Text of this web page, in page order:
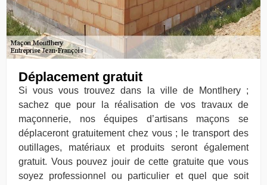
Déplacement gratuit
Si vous vous trouvez dans la ville de Montlhery ;
sachez que pour la réalisation de vos travaux de
maçonnerie, nos équipes d’artisans maçons se
déplaceront gratuitement chez vous ; le transport des
outillages, matériaux et produits seront également
gratuit. Vous pouvez jouir de cette gratuite que vous
soyez professionnel ou particulier et quel que soit